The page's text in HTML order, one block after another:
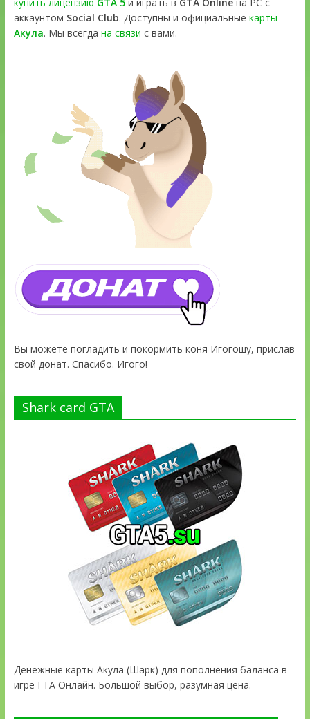
купить лицензию GTA 5и играть в GTA Onlineна PC с
аккаунтом Social Club. Доступны и официальные карты
Акула. Мы всегда на связи с вами.
Вы можете погладить и покормить коня Игогошу, прислав
свой донат. Спасибо. Игого!
Shark card GTA
Денежные карты Акула (Шарк) для пополнения баланса в
игре ГТА Онлайн. Большой выбор, разумная цена.